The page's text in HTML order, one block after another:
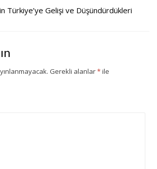
Türkiye’ye Gelişi ve Düşündürdükleri
Gerekli alanlar*ile